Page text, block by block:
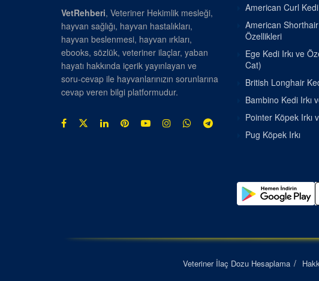
VetRehberi, Veteriner Hekimlik mesleği,
hayvan sağlığı, hayvan hastalıkları,
hayvan beslenmesi, hayvan ırkları,
ebooks, sözlük, veteriner ilaçlar, yaban
hayatı hakkında içerik yayınlayan ve
soru-cevap ile hayvanlarınızın sorunlarına
cevap veren bilgi platformudur.
American Curl
American
Özellikleri
Ege Kedi Irkı ve
Cat)
British Longhair
Bambino Kedi Irkı
Pointer Köpek Irkı
Pug Köpek Irkı
Veteriner İlaç Dozu Hesaplama